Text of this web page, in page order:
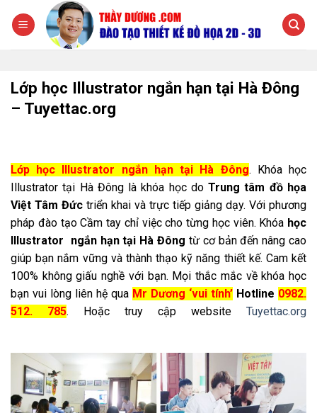
đến
Lớp học Illustrator ngắn hạn tại Hà Đông
– Tuyettac.org
Lớp học Illustrator ngắn hạn tại Hà Đông. Khóa học
Illustrator tại Hà Đông là khóa học doTrung tâm đồ họa
Việt Tâm Đức triển khai và trực tiếp giảng dạy. Với phương
pháp đào tạo Cầm tay chỉ việc cho từng học viên. Khóa học
Illustrator ngắn hạn tại Hà Đông từ cơ bản đến nâng cao
giúp bạn nắm vững và thành thạo kỹ năng thiết kế. Cam kết
100% không giấu nghề với bạn. Mọi thắc mắc về khóa học
bạn vui lòng liên hệ qua Mr Dương ‘vui tính’ Hotline 0982.
512. 785. Hoặc truy cập website Tuyettac.org